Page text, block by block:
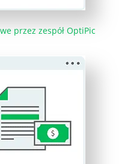
przez zespół OptiPic